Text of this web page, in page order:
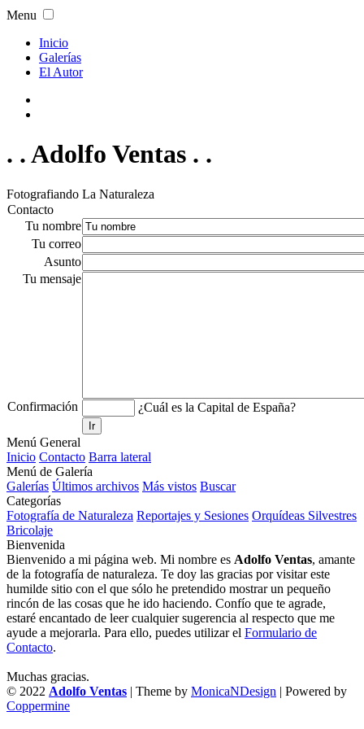
Menu
Inicio
Galerías
El Autor
. . Adolfo Ventas . .
Fotografiando La Naturaleza
Contacto
Tu nombre
Tu correo
Asunto
Tu mensaje
Confirmación ¿Cuál es la Capital de España?
Ir
Menú General
Inicio Contacto Barra lateral
Menú de Galería
Galerías Últimos archivos Más vistos Buscar
Categorías
Fotografía de Naturaleza Reportajes y Sesiones Orquídeas Silvestres
Bricolaje
Bienvenida
Bienvenido a mi página web. Mi nombre es Adolfo Ventas, amante
de la fotografía de naturaleza. Te doy las gracias por visitar este
humilde sitio con el que sólo he pretendido mostrar un pequeño
rincón de las cosas que he ido haciendo. Confío que te agrade,
estaré encantado de leer cualquier sugerencia al respecto que me
ayude a mejorarla. Para ello, puedes utilizar el Formulario de
Contacto.
Muchas gracias.
© 2022 Adolfo Ventas | Theme by MonicaNDesign | Powered by
Coppermine